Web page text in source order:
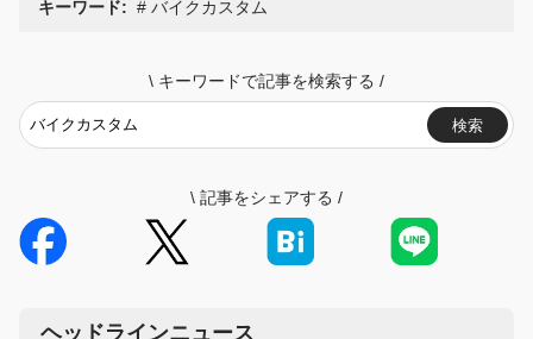
キーワード: バイクカスタム
\ キーワードで記事を検索する /
検索
\ 記事をシェアする /
ヘッドラインニュース